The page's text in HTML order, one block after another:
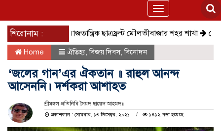
Toggle
navigation
শিরোনাম :সমাজতান্ত্রিক ছাত্রফ্রন্ট মৌলভীবাজার শহর শাখা কেমন আছে
Home ঐতিহ্য,বিজয় দিবস,বিনোদন
‘জলের গান’এর ঐকতান ॥ রাহুল আনন্দ
আসেননি। দর্শকরা আশাহত
শ্রীমঙ্গল প্রতিনিধি সৈয়দ ছায়েদ আহমদ॥
প্রকাশকাল : সোমবার, ১৩ ডিসেম্বর, ২০২১
১৪১২ পড়া হয়েছে